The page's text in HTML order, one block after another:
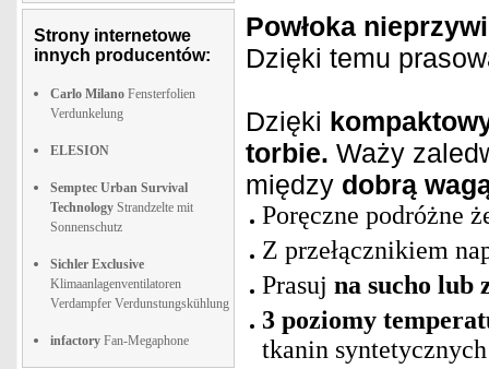
Strony internetowe
innych producentów:
Carlo Milano Fensterfolien
Verdunkelung
ELESION
Semptec Urban Survival
Technology Strandzelte mit
Sonnenschutz
Sichler Exclusive
Klimaanlagenventilatoren
Verdampfer Verdunstungskühlung
infactory Fan-Megaphone
Powłoka
Dzięki temu
Dzięki
torbie. Waży
między dobrą
Poręczne podróżne
Z przełącznikiem
Prasuj na sucho lub
3 poziomy
tkanin syntetycznych